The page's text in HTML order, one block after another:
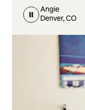
Angie
Denver, CO